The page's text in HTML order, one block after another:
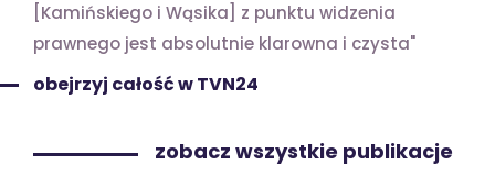
[Kamińskiego i Wąsika] z punktu widzenia
prawnego jest absolutnie klarowna i czysta"
obejrzyj całość w TVN24
zobacz wszystkie publikacje